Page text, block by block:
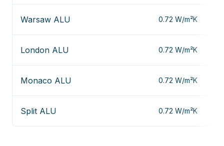
Warsaw ALU 0.72 W/m²K
London ALU 0.72 W/m²K
Monaco ALU 0.72 W/m²K
Split ALU 0.72 W/m²K